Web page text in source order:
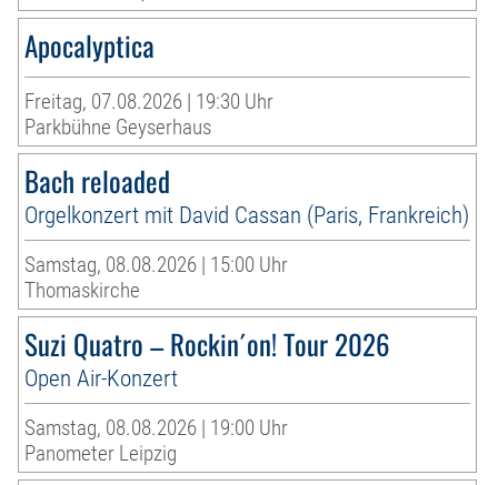
Apocalyptica
Freitag, 07.08.2026 | 19:30 Uhr
Parkbühne Geyserhaus
Bach reloaded
Orgelkonzert mit David Cassan (Paris, Frankreich)
Samstag, 08.08.2026 | 15:00 Uhr
Thomaskirche
Suzi Quatro – Rockin´on! Tour 2026
Open Air-Konzert
Samstag, 08.08.2026 | 19:00 Uhr
Panometer Leipzig